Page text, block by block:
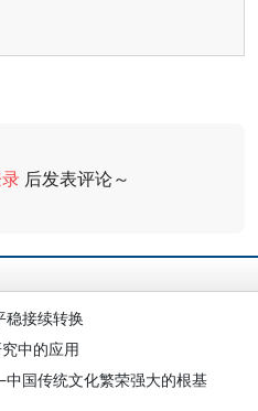
后发表评论～
稳接续转换
中的应用
国传统文化繁荣强大的根基